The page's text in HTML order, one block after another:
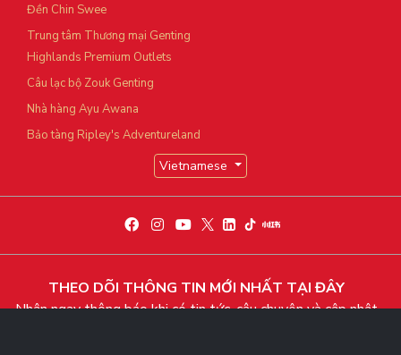
Đền Chin Swee
Trung tâm Thương mại Genting
Highlands Premium Outlets
Câu lạc bộ Zouk Genting
Nhà hàng Ayu Awana
Bảo tàng Ripley's Adventureland
Vietnamese
THEO DÕI THÔNG TIN MỚI NHẤT TẠI ĐÂY
Nhận ngay thông báo khi có tin tức, câu chuyện và cập nhật